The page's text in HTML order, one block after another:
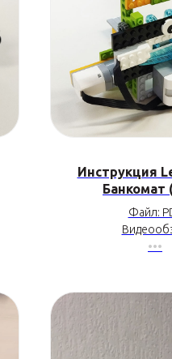
Инструкция
Банкомат
Файл:
•••